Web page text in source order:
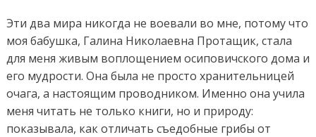
Эти два мира никогда не воевали во мне, потому что
моя бабушка, Галина Николаевна Протащик, стала
для меня живым воплощением осиповичского дома и
его мудрости. Она была не просто хранительницей
очага, а настоящим проводником. Именно она учила
меня читать не только книги, но и природу:
показывала, как отличать съедобные грибы от